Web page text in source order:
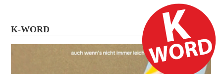
K-WORD